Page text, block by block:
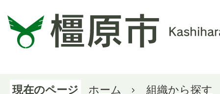
現在のページ ホーム
組織から探す